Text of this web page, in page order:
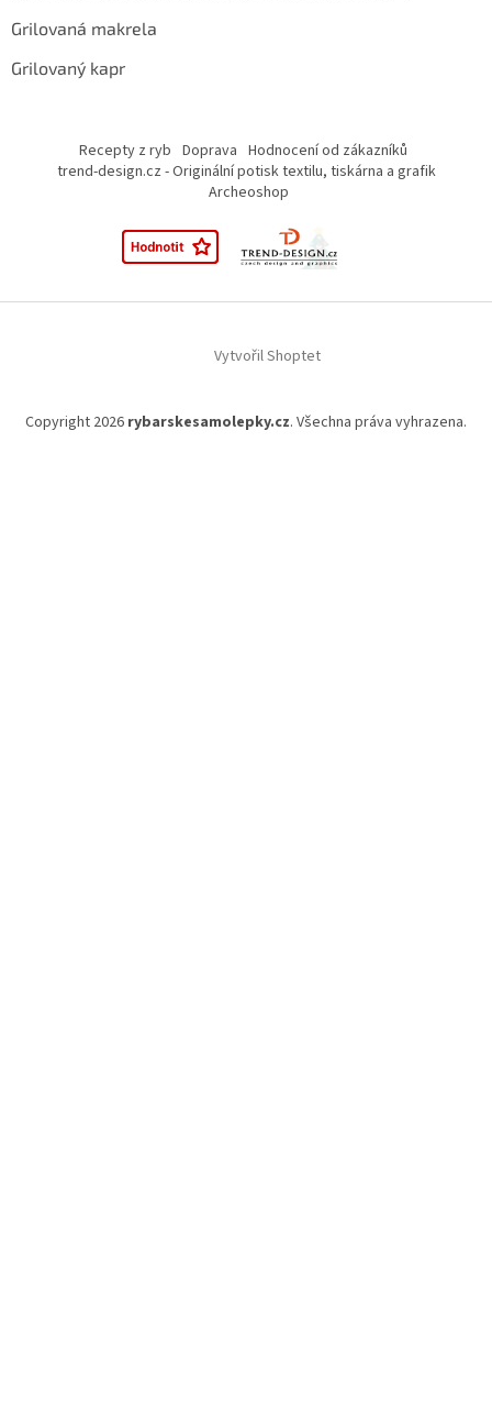
Grilovaná makrela
Grilovaný kapr
Recepty z ryb Doprava Hodnocení od zákazníků
trend-design.cz - Originální potisk textilu, tiskárna a grafik
Archeoshop
Vytvořil Shoptet
Copyright 2026 rybarskesamolepky.cz. Všechna práva vyhrazena.